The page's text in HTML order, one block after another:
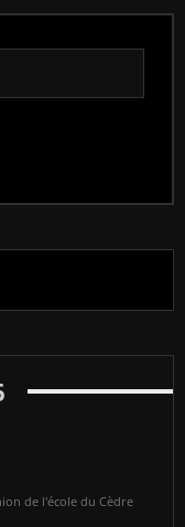
de l'école du Cèdre